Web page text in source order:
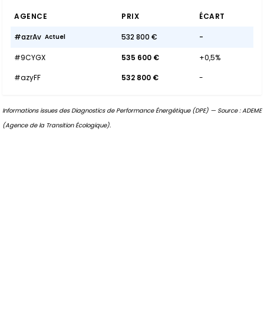
AGENCE PRIX ÉCART
#azrAv Actuel 532 800 € -
#9CYGX 535 600 €
+0,5%
#azyFF
532 800 € -
Informations issues des Diagnostics de Performance Énergétique (DPE) — Source : ADEME
(Agence de la Transition Écologique).